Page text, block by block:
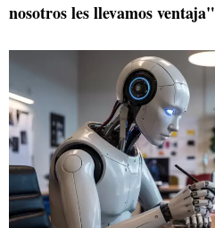
nosotros les llevamos ventaja"